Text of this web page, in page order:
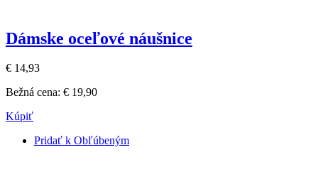
Dámske oceľové náušnice
€ 14,93
Bežná cena: € 19,90
Kúpiť
Pridať k Obľúbeným